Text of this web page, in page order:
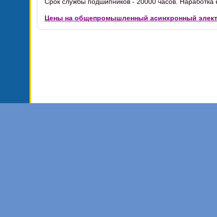
Цены на общепромышленный асинхронный